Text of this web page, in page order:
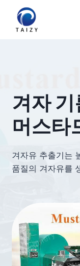
content
겨자 기
머스타
겨자유 추출기는
품질의 겨자유를